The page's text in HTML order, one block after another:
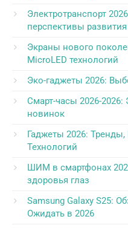
Электротранспорт
перспективы развития
Экраны нового
MicroLED технологий
Эко-гаджеты 2026:
Смарт-часы 2026-
новинок
Гаджеты 2026:
Технологий
ШИМ в смартфонах
здоровья глаз
Samsung Galaxy S25:
Ожидать в 2026